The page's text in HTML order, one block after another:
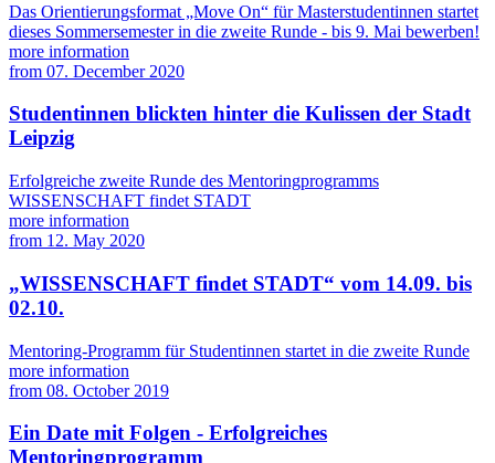
Das Orientierungsformat „Move On“ für Masterstudentinnen startet
dieses Sommersemester in die zweite Runde - bis 9. Mai bewerben!
more information
from 07. December 2020
Studentinnen blickten hinter die Kulissen der Stadt
Leipzig
Erfolgreiche zweite Runde des Mentoringprogramms
WISSENSCHAFT findet STADT
more information
from 12. May 2020
„WISSENSCHAFT findet STADT“ vom 14.09. bis
02.10.
Mentoring-Programm für Studentinnen startet in die zweite Runde
more information
from 08. October 2019
Ein Date mit Folgen - Erfolgreiches
Mentoringprogramm